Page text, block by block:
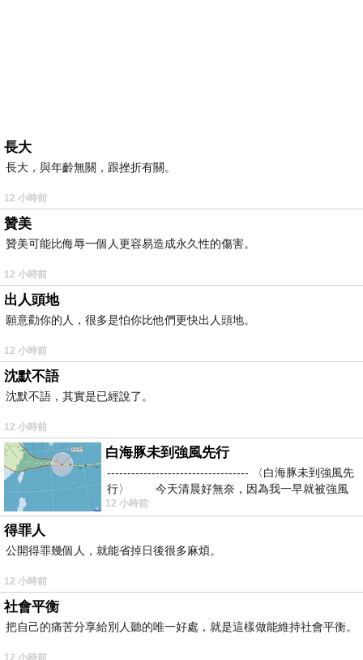
長大
長大，與年齡無關，跟挫折有關。
12 小時前
贊美
贊美可能比侮辱一個人更容易造成永久性的傷害。
12 小時前
出人頭地
願意勸你的人，很多是怕你比他們更快出人頭地。
12 小時前
沈默不語
沈默不語，其實是已經說了。
12 小時前
白海豚未到強風先行
----------------------------------- 〈白海豚未到強風先
行〉 今天清晨好無奈，因為我一早就被強風
12 小時前
得罪人
公開得罪幾個人，就能省掉日後很多麻煩。
12 小時前
社會平衡
把自己的痛苦分享給別人聽的唯一好處，就是這樣做能維持社會平衡。
12 小時前